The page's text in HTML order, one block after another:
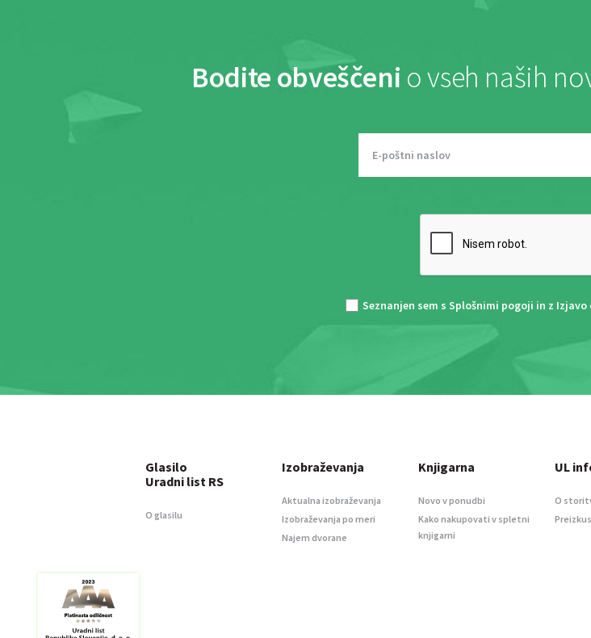
Bodite obveščeni o vseh naših
Seznanjen sem s Splošnimi pogoji in z Izjavo
Glasilo
Uradni list RS
O glasilu
Izobraževanja
Aktualna izobraževanja
Izobraževanja po meri
Najem dvorane
Knjigarna
Novo v ponudbi
Kako nakupovati v spletni
knjigarni
UL
O